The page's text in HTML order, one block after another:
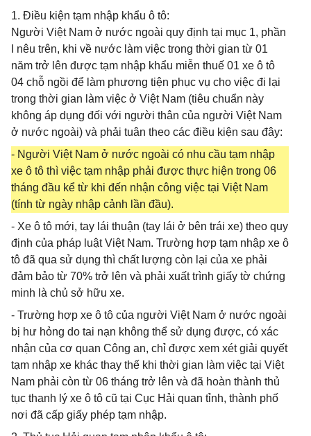
1. Điều kiện tạm nhập khẩu ô tô:
Người Việt Nam ở nước ngoài quy định tại mục 1, phần
I nêu trên, khi về nước làm việc trong thời gian từ 01
năm trở lên được tạm nhập khẩu miễn thuế 01 xe ô tô
04 chỗ ngồi để làm phương tiện phục vụ cho việc đi lại
trong thời gian làm việc ở Việt Nam (tiêu chuẩn này
không áp dụng đối với người thân của người Việt Nam
ở nước ngoài) và phải tuân theo các điều kiện sau đây:
- Người Việt Nam ở nước ngoài có nhu cầu tạm nhập
xe ô tô thì việc tạm nhập phải được thực hiện trong 06
tháng đầu kể từ khi đến nhận công việc tại Việt Nam
(tính từ ngày nhập cảnh lần đầu).
- Xe ô tô mới, tay lái thuận (tay lái ở bên trái xe) theo quy
định của pháp luật Việt Nam. Trường hợp tạm nhập xe ô
tô đã qua sử dụng thì chất lượng còn lại của xe phải
đảm bảo từ 70% trở lên và phải xuất trình giấy tờ chứng
minh là chủ sở hữu xe.
- Trường hợp xe ô tô của người Việt Nam ở nước ngoài
bị hư hỏng do tai nạn không thể sử dụng được, có xác
nhận của cơ quan Công an, chỉ được xem xét giải quyết
tạm nhập xe khác thay thế khi thời gian làm việc tại Việt
Nam phải còn từ 06 tháng trở lên và đã hoàn thành thủ
tục thanh lý xe ô tô cũ tại Cục Hải quan tỉnh, thành phố
nơi đã cấp giấy phép tạm nhập.